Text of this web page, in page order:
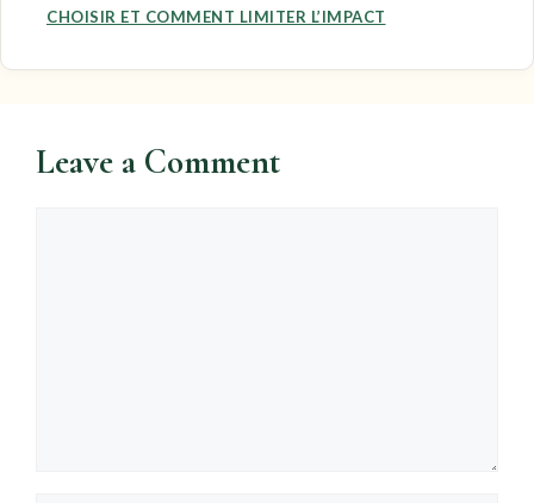
CHOISIR ET COMMENT LIMITER L’IMPACT
Leave a Comment